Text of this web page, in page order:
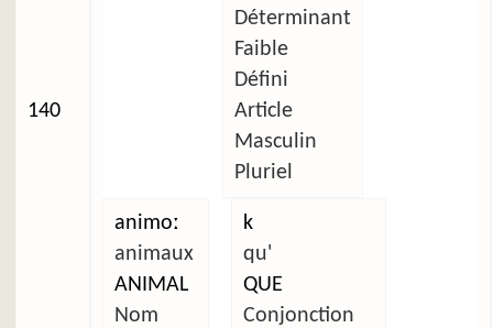
140
Déterminant
Faible
Défini
Article
Masculin
Pluriel
animoː
animaux
ANIMAL
Nom
k
qu'
QUE
Conjonction